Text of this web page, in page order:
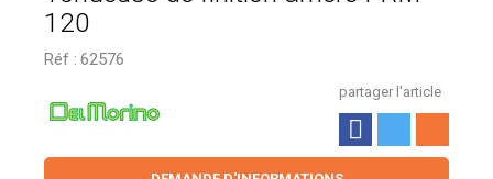
120
Réf : 62576
partager l'article